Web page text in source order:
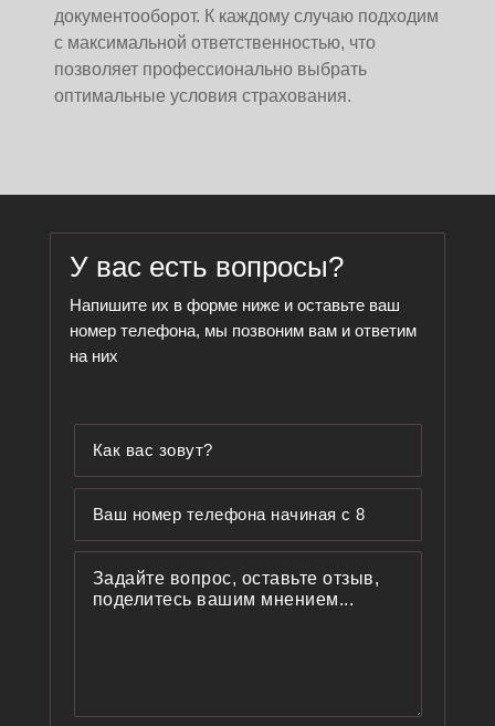
документооборот. К каждому случаю подходим
с максимальной ответственностью, что
позволяет профессионально выбрать
оптимальные условия страхования.
У вас есть вопросы?
Напишите их в форме ниже и оставьте ваш
номер телефона, мы позвоним вам и ответим
на них